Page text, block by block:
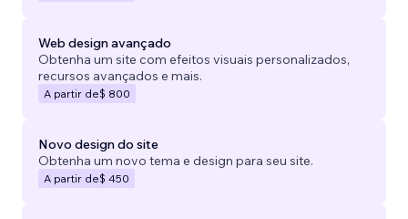
Web design avançado
Obtenha um site com efeitos visuais personalizados,
recursos avançados e mais.
A partir de$ 800
Novo design do site
Obtenha um novo tema e design para seu site.
A partir de$ 450